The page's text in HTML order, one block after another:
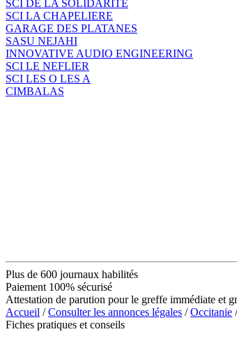
SCI DE LA SOLIDARITE
SCI LA CHAPELIERE
GARAGE DES PLATANES
SASU NEJAHI
INNOVATIVE AUDIO ENGINEERING
SCI LE NEFLIER
SCI LES O LES A
CIMBALAS
Plus de 600 journaux habilités
Paiement 100% sécurisé
Attestation de parution pour le greffe immédiate et
Accueil /Consulter les annonces légales /Occitanie
Fiches pratiques et conseils